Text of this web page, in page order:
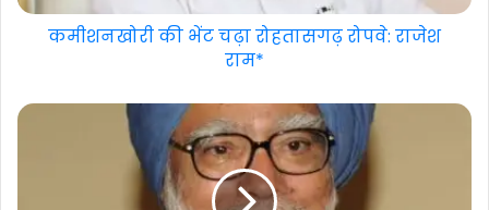
कमीशनखोरी की भेंट चढ़ा रोहतासगढ़ रोपवे: राजेश
राम*